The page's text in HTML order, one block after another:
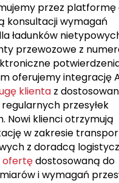
przez platformę
konsultacji wymagań
ładunków
przewozowe z
oferujemy integrację
klienta z
przesyłek
Nowi klienci otrzymują
w zakresie
z doradcą
ofertędostosowaną do
i wymagań